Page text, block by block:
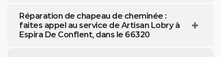
Réparation de chapeau de cheminée :
faites appel au service de Artisan Lobry à
Espira De Conflent, dans le 66320